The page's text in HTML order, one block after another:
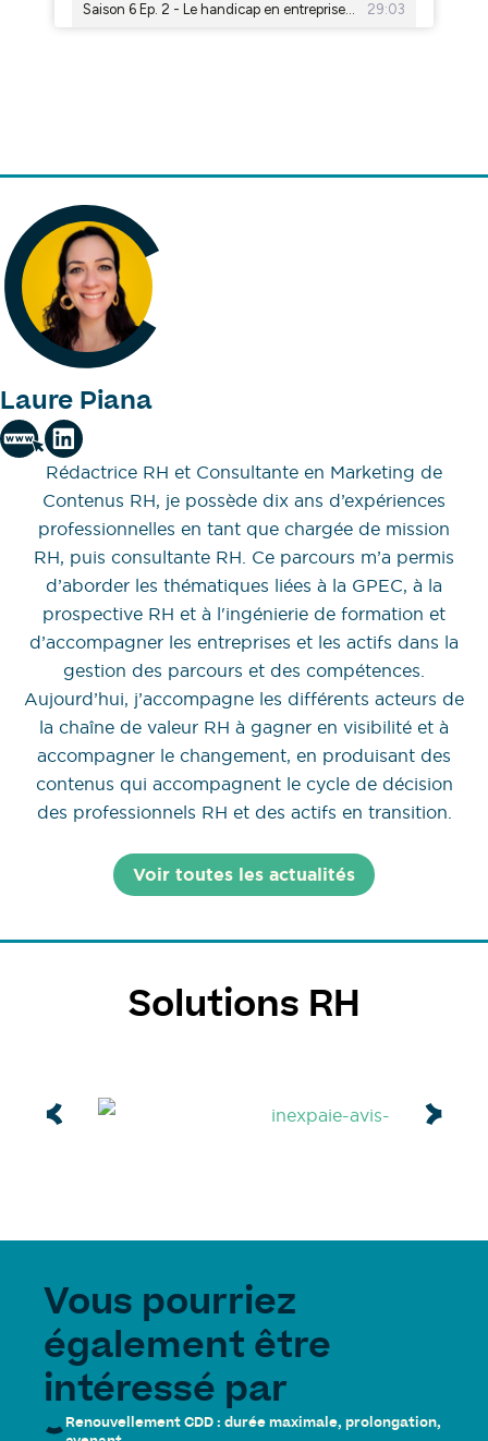
Laure Piana
Rédactrice RH et Consultante en Marketing de
Contenus RH, je possède dix ans d’expériences
professionnelles en tant que chargée de mission
RH, puis consultante RH. Ce parcours m’a permis
d’aborder les thématiques liées à la GPEC, à la
prospective RH et à l'ingénierie de formation et
d’accompagner les entreprises et les actifs dans la
gestion des parcours et des compétences.
Aujourd’hui, j’accompagne les différents acteurs de
la chaîne de valeur RH à gagner en visibilité et à
accompagner le changement, en produisant des
contenus qui accompagnent le cycle de décision
des professionnels RH et des actifs en transition.
Voir toutes les actualités
Solutions RH
Vous pourriez
également être
intéressé par
Renouvellement CDD : durée maximale, prolongation,